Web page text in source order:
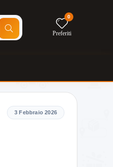
0
Preferiti
3 Febbraio 2026